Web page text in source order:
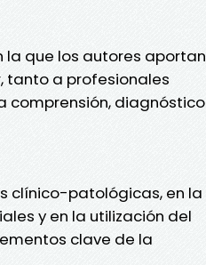
que los autores aportan
tanto a profesionales
comprensión, diagnóstico
clínico-patológicas, en la
y en la utilización del
clave de la